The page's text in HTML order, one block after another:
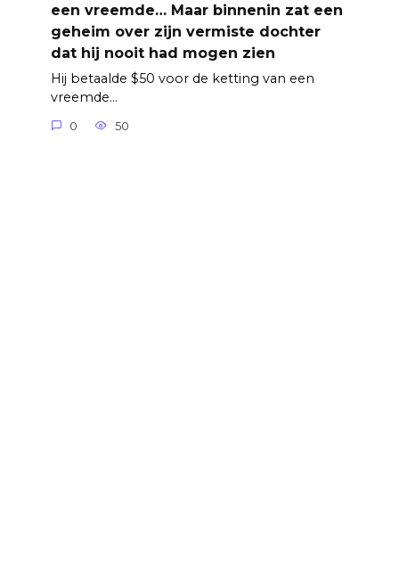
een vreemde… Maar binnenin zat een
geheim over zijn vermiste dochter
dat hij nooit had mogen zien
Hij betaalde $50 voor de ketting van een
vreemde…
0 50